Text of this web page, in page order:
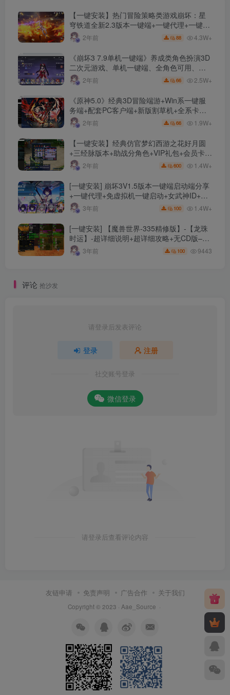
【一键安装】热门冒险策略类游戏崩坏：星
穹铁道全新2.3版本一键端+一键代理+一键启
动+免虚拟机
2年前 88 4.3W+
《崩坏3 7.9单机一键端》养成类角色扮演3D
二次元游戏、单机一键端、全角色可用、无
限资源、附带保姆级安装教程
2年前 66 2.5W+
《原神5.0》经典3D冒险端游+Win系一键服
务端+配套PC客户端+新版割草机+全系卡池
文件2年前 66 1.9W+
【一键安装】经典仿官梦幻西游之花好月圆
+三经脉版本+助战分角色+VIP礼包+会员卡
+剧情活动+视频搭建及其他修改资料
2年前 600 1.4W+
[一键安装] 崩坏3V1.5版本一键端启动端分享
+一键代理+免虚拟机一键启动+女武神ID+详
细指令+极简一键修改
3年前 100 1.4W+
[一键安装] 【魔兽世界-335精修版】-【龙珠
时运】-超详细说明+超详细攻略+无CD版–精
修版本-站长推荐+站长亲测
3年前 100 9443
评论 抢沙发
请登录后发表评论
登录 注册
社交账号登录
微信登录
请登录后查看评论内容
友链申请 免责声明 广告合作 关于我们
Copyright © 2023 · Aae_Source ·